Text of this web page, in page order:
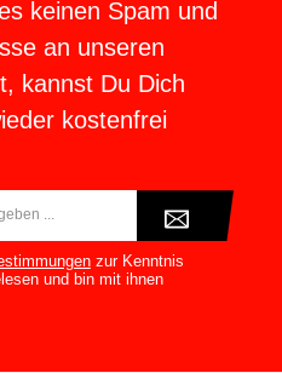
keinen Spam und
an unseren
kannst Du Dich
kostenfrei
zur Kenntnis
und bin mit ihnen